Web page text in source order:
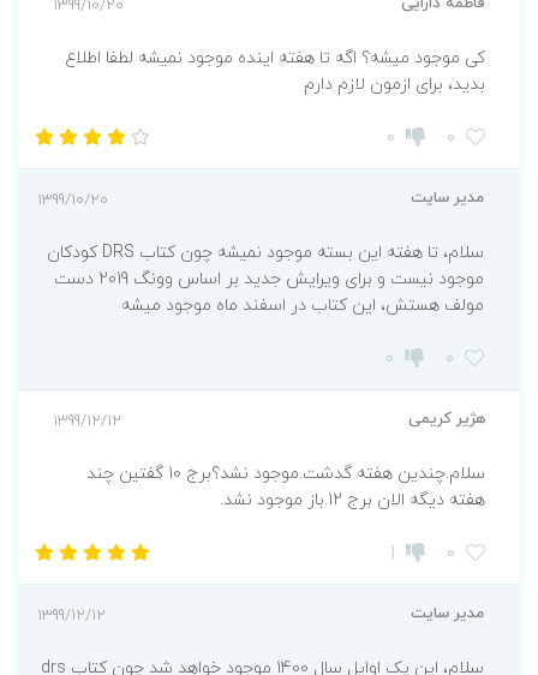
دربرداشته باشد تا پاسخگوی نیاز شما در این زمینه
تست‌های منتخب از کنکورها و آزمون‌های
RN جهت خودآزمایی آمده است. برخی از مهمترین
ویژگی‌های این کتاب به شرح زیر است:
خلاصه جامع و کاربردی مباحث بر
اساس پرستاری داخلی جراحی برونر 2022
نمونه تست‌های طبقه بندی شده برای هر
فصل
در بردارنده‌ی مفاهیم و نکات کلیدی برای هر
فصل
نکات کلیدی و برخی تست‌های منتخب از
کنکورها و آزمون‌های RN جهت خودآزمای
مناسب برای شرکت در آزمون‌های
2- مرور جامع پرستاری کودکان (DRS)
کی موجود میشه؟ اگه تا هفته اینده موجود نمیشه لطفا اطلاع
بدید، برای ازمون لازم دارم
0
0
مدیر سایت 1399/10/20
سلام، تا هفته این بسته موجود نمیشه چون کتاب DRS کودکان
موجود نیست و برای ویرایش جدید بر اساس وونگ 2019 دست
مولف هستش، این کتاب در اسفند ماه موجود میشه
0
0
هژیر کریمی 1399/12/12
سلام.چندین هفته گدشت.موجود نشد؟برج 10 گفتین چند
هفته دیگه الان برج 12.باز موجود نشد.
0
1
مدیر سایت 1399/12/12
سلام، این پک اوایل سال 1400 موجود خواهد شد چون کتاب drs